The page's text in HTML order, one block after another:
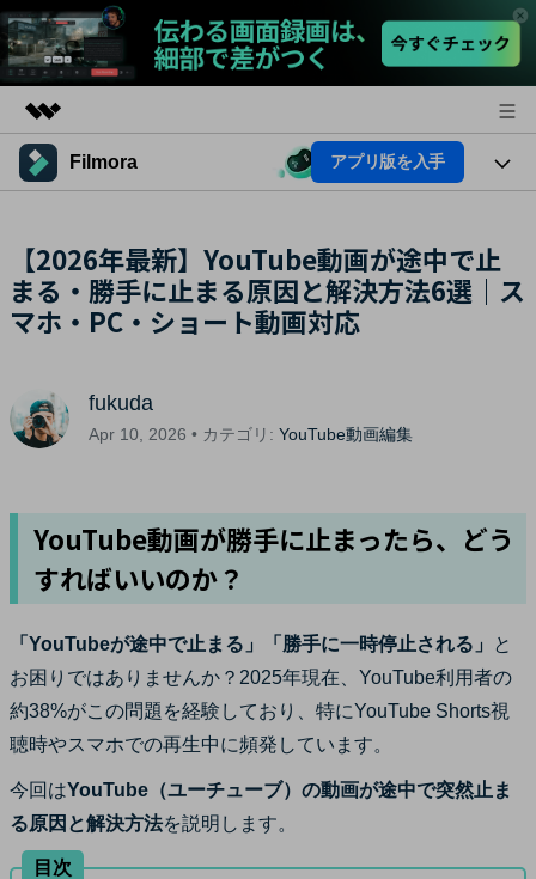
製品
ユーティリティ
概要
ソリューション
企業情報
サポート
Filmora アプリ版を入手
プラットフォーム
製品機能
AI機能
AIヒント
Filmoraのユーザー層
動画編集関連知識
ブランド紹介
購入する
検索
【2026年最新】YouTube動画が途中で止
まる・勝手に止まる原因と解決方法6選｜ス
マホ・PC・ショート動画対応
fukuda
Apr 10, 2026 • カテゴリ: YouTube動画編集
YouTube動画が勝手に止まったら、どう
すればいいのか？
「YouTubeが途中で止まる」「勝手に一時停止される」
と
お困りではありませんか？2025年現在、YouTube利用者の
約38%がこの問題を経験しており、特にYouTube Shorts視
聴時やスマホでの再生中に頻発しています。
今回はYouTube（ユーチューブ）の動画が途中で突然止ま
る原因と解決方法を説明します。
目次